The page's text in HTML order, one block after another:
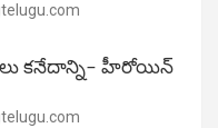
కనేదాన్ని– హీరోయిన్‌